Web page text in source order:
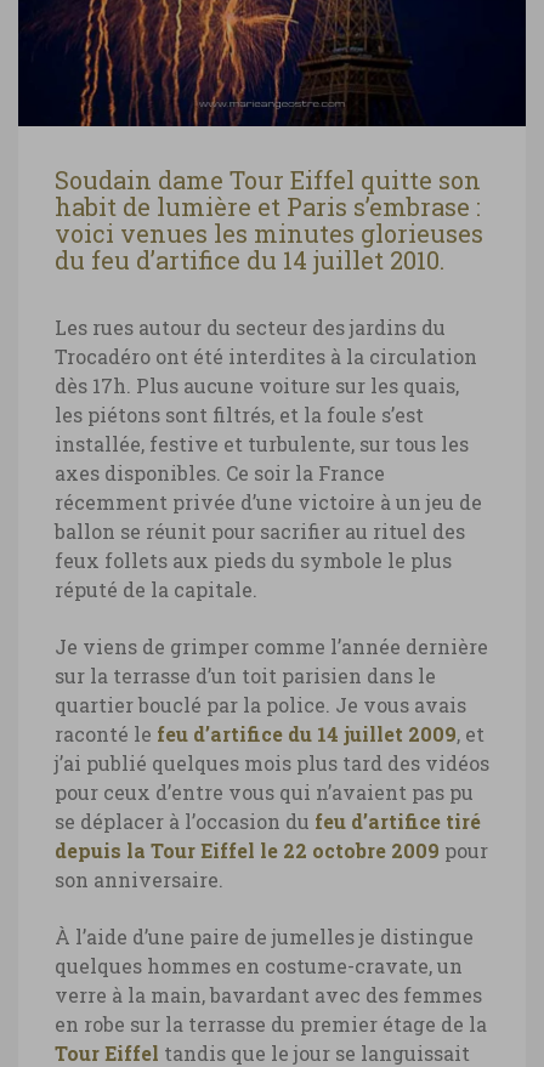
Soudain dame Tour Eiffel quitte son
habit de lumière et Paris s’embrase :
voici venues les minutes glorieuses
du feu d’artifice du 14 juillet 2010.
Les rues autour du secteur des jardins du
Trocadéro ont été interdites à la circulation
dès 17h. Plus aucune voiture sur les quais,
les piétons sont filtrés, et la foule s’est
installée, festive et turbulente, sur tous les
axes disponibles. Ce soir la France
récemment privée d’une victoire à un jeu de
ballon se réunit pour sacrifier au rituel des
feux follets aux pieds du symbole le plus
réputé de la capitale.
Je viens de grimper comme l’année dernière
sur la terrasse d’un toit parisien dans le
quartier bouclé par la police. Je vous avais
raconté le feu d’artifice du 14 juillet 2009, et
j’ai publié quelques mois plus tard des vidéos
pour ceux d’entre vous qui n’avaient pas pu
se déplacer à l’occasion du feu d’artifice tiré
depuis la Tour Eiffel le 22 octobre 2009 pour
son anniversaire.
À l’aide d’une paire de jumelles je distingue
quelques hommes en costume-cravate, un
verre à la main, bavardant avec des femmes
en robe sur la terrasse du premier étage de la
Tour Eiffel tandis que le jour se languissait